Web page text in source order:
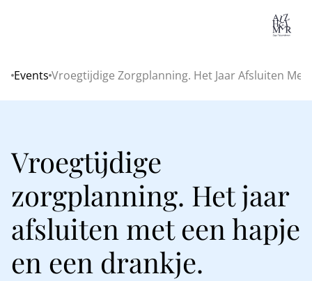
Home
Events Vroegtijdige Zorgplanning. Het Jaar Afsluiten Met
Vroegtijdige
zorgplanning. Het jaar
afsluiten met een hapje
en een drankje.